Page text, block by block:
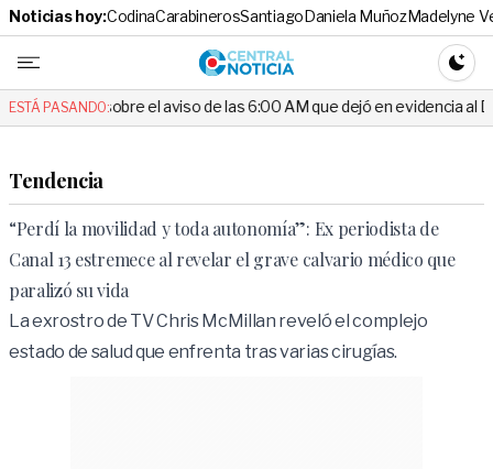
Noticias hoy:CodinaCarabinerosSantiagoDaniela MuñozMadelyne
Central
ESTÁ PASANDO:
el aviso de las 6:00 AM que dejó en evidencia al Delegado
Tendencia
“Perdí la movilidad y toda autonomía”: Ex periodista de
Canal 13 estremece al revelar el grave calvario médico que
paralizó su vida
La exrostro de TV Chris McMillan reveló el complejo
estado de salud que enfrenta tras varias cirugías.